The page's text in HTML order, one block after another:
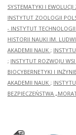
SYSTEMATYKI I
INSTYTUT ZOOLOGII
- INSTYTUT
HISTORII NAUKI IM.
AKADEMII NAUK ;
; INSTYTUT ROZWOJU
BIOCYBERNETYKI I
AKADEMII NAUK ;
BEZPIECZEŃSTWA